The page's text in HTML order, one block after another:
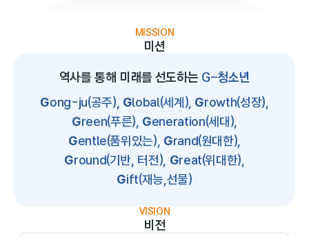
MISSION
미션
역사를 통해 미래를 선도하는 G-청소년
Gong-ju(공주), Global(세계), Growth(성장),
Green(푸른), Generation(세대),
Gentle(품위있는), Grand(원대한),
Ground(기반, 터전), Great(위대한),
Gift(재능,선물)
VISION
비전